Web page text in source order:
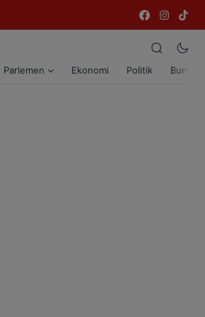
Parlemen Ekonomi Politik Bumi